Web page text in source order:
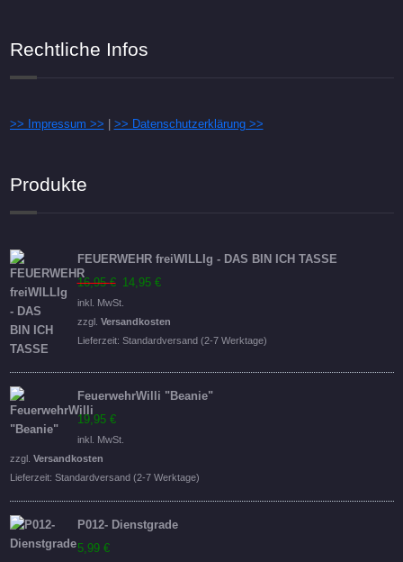
Rechtliche Infos
>> Impressum >> >> Datenschutzerklärung >>
Produkte
FEUERWEHR freiWILLIg - DAS BIN ICH TASSE
16,95€ Ursprünglicher
Preis
war:
16,95 €
14,95 €
ist:
14,95 €.
inkl. MwSt.
zzgl. Versandkosten
Lieferzeit: Standardversand (2-7 Werktage)
FeuerwehrWilli "Beanie"
19,95 €
inkl. MwSt.
zzgl. Versandkosten
Lieferzeit: Standardversand (2-7 Werktage)
P012- Dienstgrade
5,99 €